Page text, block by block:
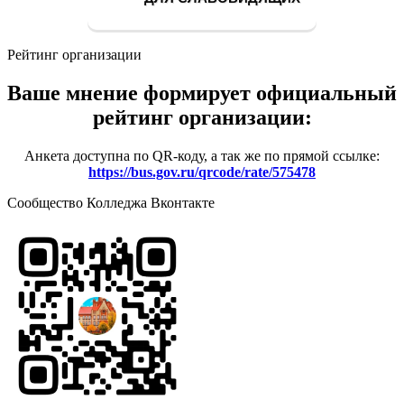
Рейтинг организации
Ваше мнение формирует официальный
рейтинг организации:
Анкета доступна по QR-коду, а так же по прямой ссылке:
https://bus.gov.ru/qrcode/rate/575478
Сообщество Колледжа Вконтакте